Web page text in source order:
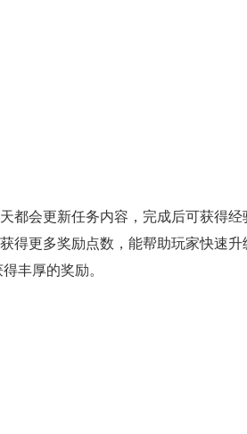
都会更新任务内容，完成后可获得
得更多奖励点数，能帮助玩家快速
丰厚的奖励。